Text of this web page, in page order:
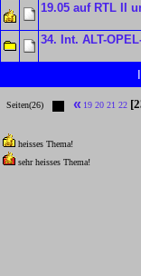
19.05 auf RTL II
34. Int. ALT-
Seiten(26) « 19 20 21 22
heisses Thema!
sehr heisses Thema!